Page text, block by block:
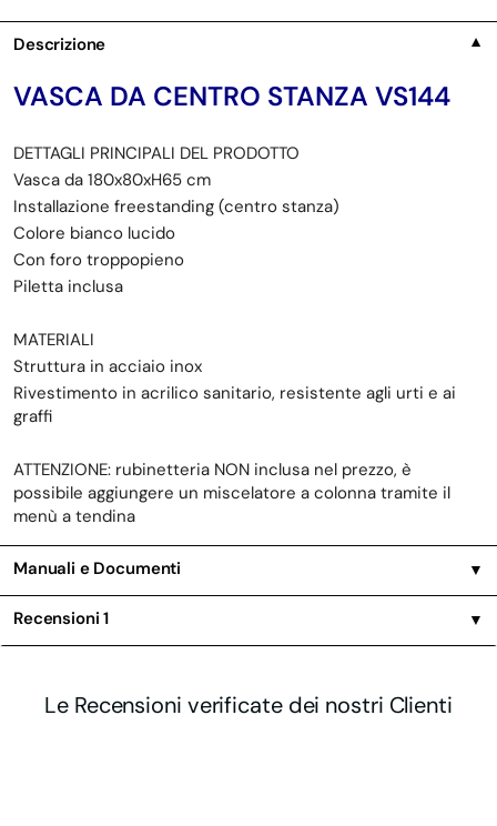
Descrizione ▼
VASCA DA CENTRO STANZA VS144
DETTAGLI PRINCIPALI DEL PRODOTTO
Vasca da 180x80xH65 cm
Installazione freestanding (centro stanza)
Colore bianco lucido
Con foro troppopieno
Piletta inclusa
MATERIALI
Struttura in acciaio inox
Rivestimento in acrilico sanitario, resistente agli urti e ai
graffi
ATTENZIONE: rubinetteria NON inclusa nel prezzo, è
possibile aggiungere un miscelatore a colonna tramite il
menù a tendina
Manuali e Documenti ▼
Recensioni1 ▼
Le Recensioni verificate dei nostri Clienti